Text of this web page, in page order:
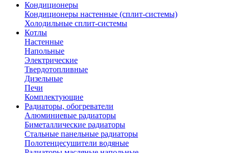
Кондиционеры
Кондиционеры настенные (сплит-системы)
Холодильные сплит-системы
Котлы
Настенные
Напольные
Электрические
Твердотопливные
Дизельные
Печи
Комплектующие
Радиаторы, обогреватели
Алюминиевые радиаторы
Биметаллические радиаторы
Стальные панельные радиаторы
Полотенцесушители водяные